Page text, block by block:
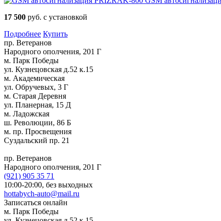
17 500 руб. с установкой
Подробнее Купить
пр. Ветеранов
Народного ополчения, 201 Г
м. Парк Победы
ул. Кузнецовская д.52 к.15
м. Академическая
ул. Обручевых, 3 Г
м. Старая Деревня
ул. Планерная, 15 Д
м. Ладожская
ш. Революции, 86 Б
м. пр. Просвещения
Суздальский пр. 21
пр. Ветеранов
Народного ополчения, 201 Г
(921) 905 35 71
10:00-20:00, без выходных
hottabych-auto@mail.ru
Записаться онлайн
м. Парк Победы